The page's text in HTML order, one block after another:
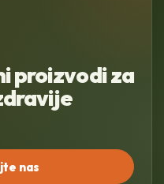
proizvodi za
nas